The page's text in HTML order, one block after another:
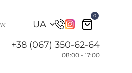
UA
0
+38 (067) 350-62-64
08:00 - 17:00